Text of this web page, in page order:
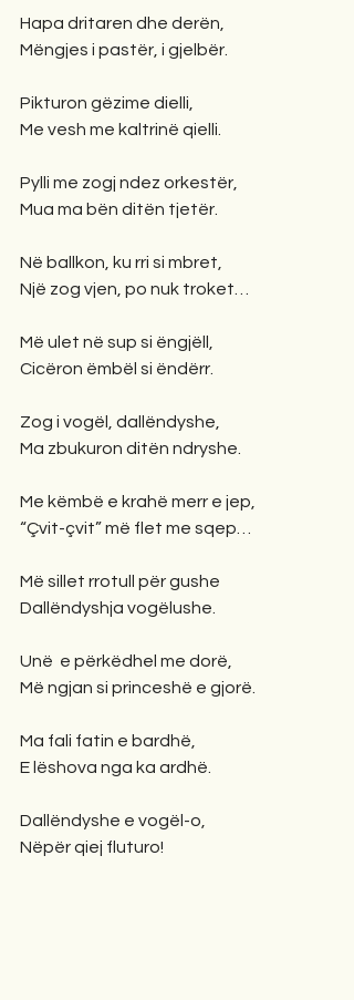
Hapa dritaren dhe derën,
Mëngjes i pastër, i gjelbër.
Pikturon gëzime dielli,
Me vesh me kaltrinë qielli.
Pylli me zogj ndez orkestër,
Mua ma bën ditën tjetër.
Në ballkon, ku rri si mbret,
Një zog vjen, po nuk troket…
Më ulet në sup si ëngjëll,
Cicëron ëmbël si ëndërr.
Zog i vogël, dallëndyshe,
Ma zbukuron ditën ndryshe.
Me këmbë e krahë merr e jep,
“Çvit-çvit” më flet me sqep…
Më sillet rrotull për gushe
Dallëndyshja vogëlushe.
Unë  e përkëdhel me dorë,
Më ngjan si princeshë e gjorë.
Ma fali fatin e bardhë,
E lëshova nga ka ardhë.
Dallëndyshe e vogël-o,
Nëpër qiej fluturo!